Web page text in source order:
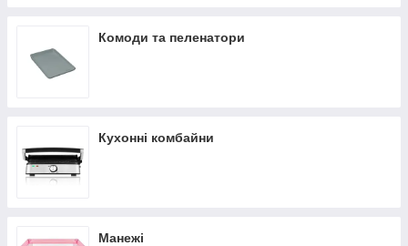
Комоди та пеленатори
Кухонні комбайни
Манежі